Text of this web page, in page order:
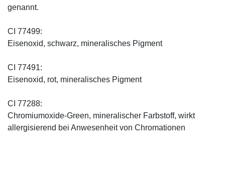
genannt.
CI 77499:
Eisenoxid, schwarz, mineralisches Pigment
CI 77491:
Eisenoxid, rot, mineralisches Pigment
CI 77288:
Chromiumoxide-Green, mineralischer ­Farbstoff, wirkt
allergisierend bei Anwesenheit von Chromationen